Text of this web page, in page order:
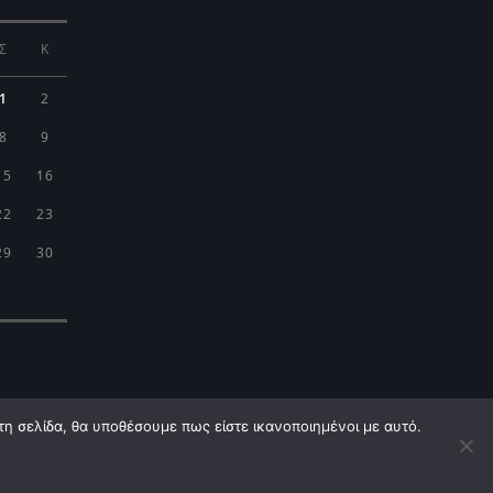
Κ
2
9
16
23
30
σελίδα, θα υποθέσουμε πως είστε ικανοποιημένοι με αυτό.